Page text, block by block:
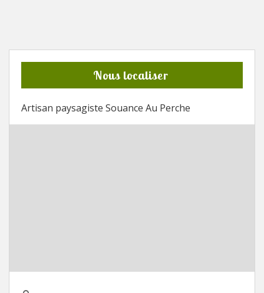
Nous localiser
Artisan paysagiste Souance Au Perche